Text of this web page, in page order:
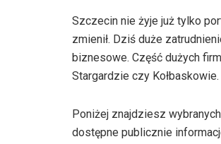
Szczecin nie żyje już tylko
zmienił. Dziś duże
biznesowe. Część dużych
Stargardzie czy
Poniżej znajdziesz
dostępne publicznie